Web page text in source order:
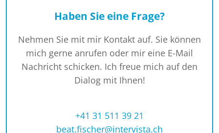
Haben Sie eine Frage?
Nehmen Sie mit mir Kontakt auf. Sie können
mich gerne anrufen oder mir eine E-Mail
Nachricht schicken. Ich freue mich auf den
Dialog mit Ihnen!
+41 31 511 39 21
beat.fischer@intervista.ch